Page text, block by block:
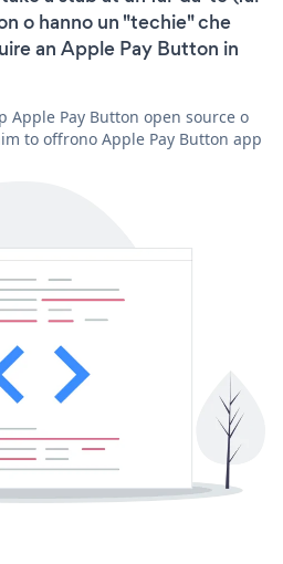
o hanno un "techie" che
an Apple Pay Button in
Pay Button open source o
to offrono Apple Pay Button app